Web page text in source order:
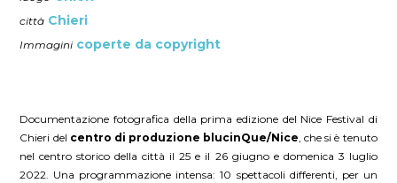
città Chieri
Immagini coperte da copyright
Documentazione fotografica della prima edizione del Nice Festival di
Chieri del centro di produzione blucinQue/Nice, che si è tenuto
nel centro storico della città il 25 e il 26 giugno e domenica 3 luglio
2022. Una programmazione intensa: 10 spettacoli differenti, per un